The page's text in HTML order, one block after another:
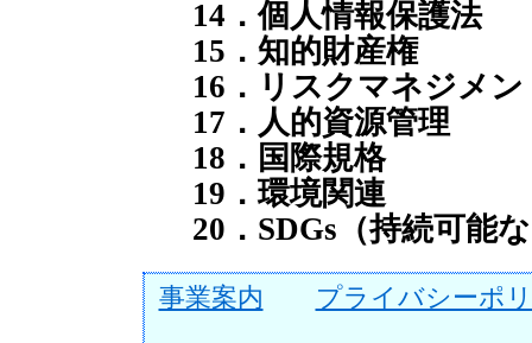
14．個人情報保護法
15．知的財産権
16．リスクマネジメン
17．人的資源管理
18．国際規格
19．環境関連
20．SDGs（持続可能
事業案内 プライバシーポ